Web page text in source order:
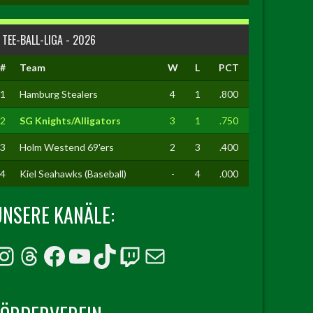
TEE-BALL-LIGA - 2026
# Team W L PCT
1 Hamburg Stealers 4 1 .800
2 SG Knights/Alligators 3 1 .750
3 Holm Westend 69'ers 2 3 .400
4 Kiel Seahawks (Baseball) - 4 .000
KANÄLE:
Threads
Facebook
YouTube
TikTok
Twitch
E-Mail